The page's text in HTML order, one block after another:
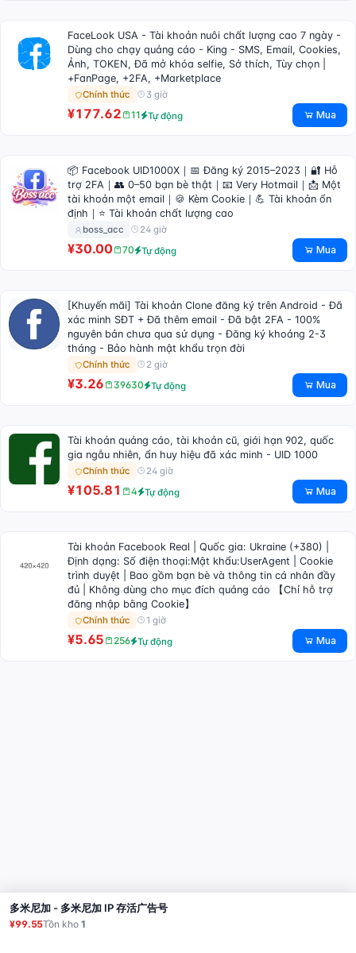
FaceLook USA - Tài khoản nuôi chất lượng cao 7 ngày -
Dùng cho chạy quảng cáo - King - SMS, Email, Cookies,
Ảnh, TOKEN, Đã mở khóa selfie, Sở thích, Tùy chọn |
+FanPage, +2FA, +Marketplace
Chính thức 3 giờ
¥177.62 11 Tự động Mua
📦 Facebook UID1000X｜📅 Đăng ký 2015–2023｜🔐 Hỗ
trợ 2FA｜👥 0–50 bạn bè thật｜📧 Very Hotmail｜📩 Một
tài khoản một email｜🍪 Kèm Cookie｜💪 Tài khoản ổn
định｜⭐ Tài khoản chất lượng cao
boss_acc 24 giờ
¥30.00 70 Tự động Mua
[Khuyến mãi] Tài khoản Clone đăng ký trên Android - Đã
xác minh SĐT + Đã thêm email - Đã bật 2FA - 100%
nguyên bản chưa qua sử dụng - Đăng ký khoảng 2-3
tháng - Bảo hành mật khẩu trọn đời
Chính thức 2 giờ
¥3.26 39630 Tự động Mua
Tài khoản quảng cáo, tài khoản cũ, giới hạn 902, quốc
gia ngẫu nhiên, ẩn huy hiệu đã xác minh - UID 1000
Chính thức 24 giờ
¥105.81 4 Tự động Mua
Tài khoản Facebook Real | Quốc gia: Ukraine (+380) |
Định dạng: Số điện thoại:Mật khẩu:UserAgent | Cookie
trình duyệt | Bao gồm bạn bè và thông tin cá nhân đầy
đủ | Không dùng cho mục đích quảng cáo 【Chỉ hỗ trợ
đăng nhập bằng Cookie】
Chính thức 1 giờ
¥5.65 256 Tự động Mua
多米尼加 - 多米尼加 IP 存活广告号
¥99.55Tồn kho1